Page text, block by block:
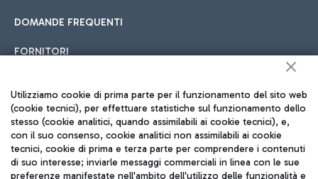
DOMANDE FREQUENTI
FORNITORI
Seguici sui social
Utilizziamo cookie di prima parte per il funzionamento del sito web
(cookie tecnici), per effettuare statistiche sul funzionamento dello
stesso (cookie analitici, quando assimilabili ai cookie tecnici), e,
con il suo consenso, cookie analitici non assimilabili ai cookie
tecnici, cookie di prima e terza parte per comprendere i contenuti
di suo interesse; inviarle messaggi commerciali in linea con le sue
preferenze manifestate nell'ambito dell'utilizzo delle funzionalità e